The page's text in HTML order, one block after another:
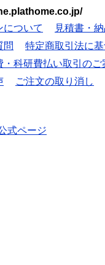
について
見積書・
問
特定商取引法に
・科研費払い取引のご
ご注文の取り消し
式ページ